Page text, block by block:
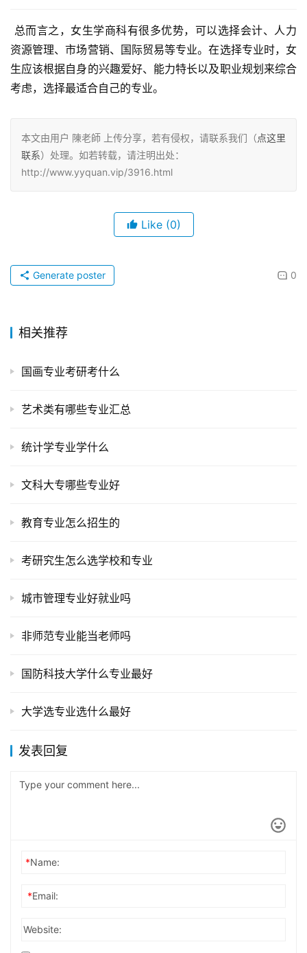
资源管理、市场营销、国际贸易等专业。在选择专业时，女
生应该根据自身的兴趣爱好、能力特长以及职业规划来综合
考虑，选择最适合自己的专业。
本文由用户 陳老師 上传分享，若有侵权，请联系我们（点这里
联系）处理。如若转载，请注明出处：
http://www.yyquan.vip/3916.html
Like (0)
0
Generate poster
相关推荐
国画专业考研考什么
艺术类有哪些专业汇总
统计学专业学什么
文科大专哪些专业好
教育专业怎么招生的
考研究生怎么选学校和专业
城市管理专业好就业吗
非师范专业能当老师吗
国防科技大学什么专业最好
大学选专业选什么最好
发表回复
*Name:
*Email:
Website: